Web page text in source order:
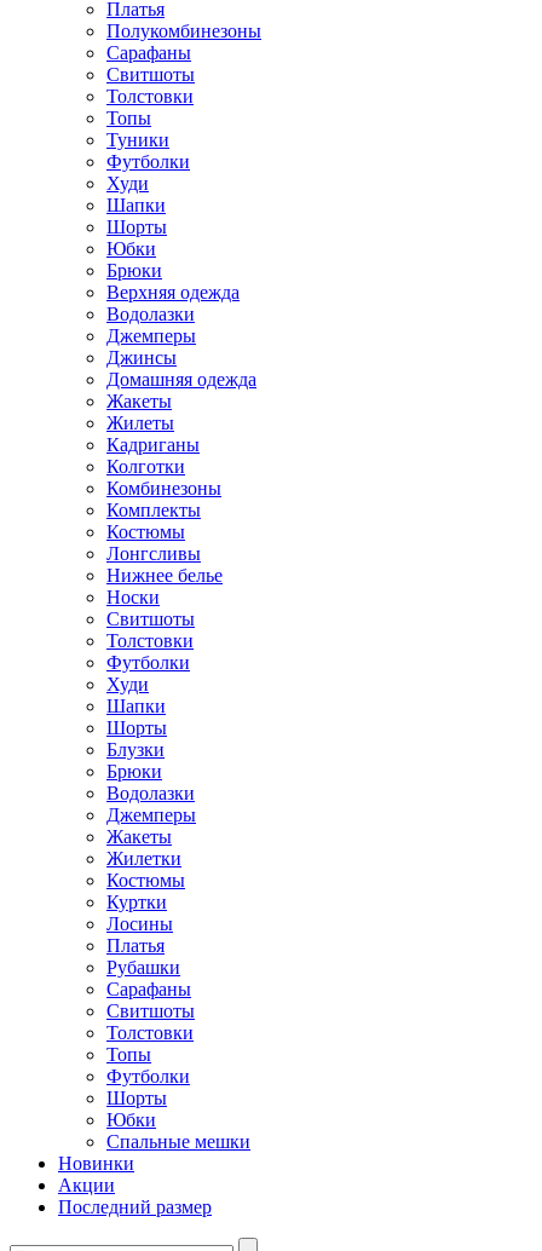
Платья
Полукомбинезоны
Сарафаны
Свитшоты
Толстовки
Топы
Туники
Футболки
Худи
Шапки
Шорты
Юбки
Брюки
Верхняя одежда
Водолазки
Джемперы
Джинсы
Домашняя одежда
Жакеты
Жилеты
Кадриганы
Колготки
Комбинезоны
Комплекты
Костюмы
Лонгсливы
Нижнее белье
Носки
Свитшоты
Толстовки
Футболки
Худи
Шапки
Шорты
Блузки
Брюки
Водолазки
Джемперы
Жакеты
Жилетки
Костюмы
Куртки
Лосины
Платья
Рубашки
Сарафаны
Свитшоты
Толстовки
Топы
Футболки
Шорты
Юбки
Спальные мешки
Новинки
Акции
Последний размер